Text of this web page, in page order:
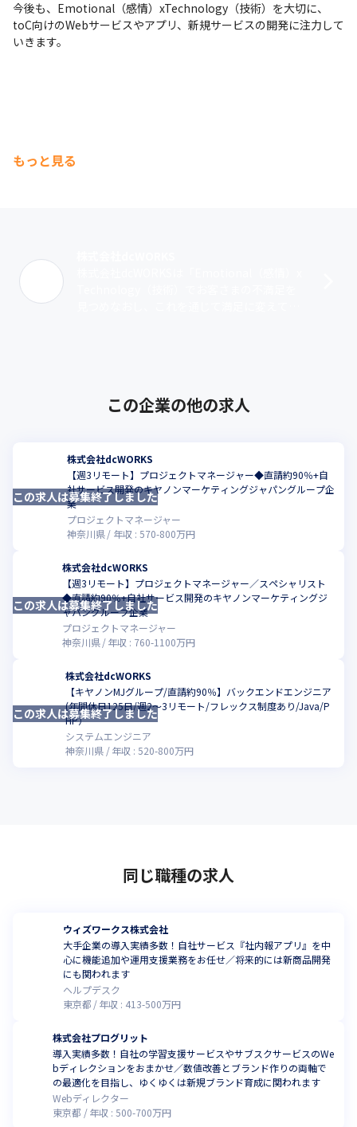
今後も、Emotional（感情）xTechnology（技術）を大切に、
toC向けのWebサービスやアプリ、新規サービスの開発に注力して
いきます。
もっと見る
この企業の他の求人
株式会社dcWORKS
【週3リモート】プロジェクトマネージャー◆直請約90％+自
社サービス開発のキヤノンマーケティングジャパングループ企
業
プロジェクトマネージャー
神奈川県
年収 : 570-800万円
この求人は募集終了しました
株式会社dcWORKS
【週3リモート】プロジェクトマネージャー／スペシャリスト
◆直請約90％+自社サービス開発のキヤノンマーケティングジ
ャパングループ企業
プロジェクトマネージャー
神奈川県
年収 : 760-1100万円
この求人は募集終了しました
株式会社dcWORKS
【キヤノンMJグループ/直請約90％】バックエンドエンジニア
(年間休日125日/週2～3リモート/フレックス制度あり/Java/P
HP）
システムエンジニア
神奈川県
年収 :520-800万円
この求人は募集終了しました
同じ職種の求人
ウィズワークス株式会社
大手企業の導入実績多数！自社サービス『社内報アプリ』を中
心に機能追加や運用支援業務をお任せ／将来的には新商品開発
にも関われます
ヘルプデスク
東京都
年収 : 413-500万円
株式会社プログリット
導入実績多数！自社の学習支援サービスやサブスクサービスのWe
bディレクションをおまかせ／数値改善とブランド作りの両軸で
の最適化を目指し、ゆくゆくは新規ブランド育成に関われます
Webディレクター
東京都
年収 :500-700万円